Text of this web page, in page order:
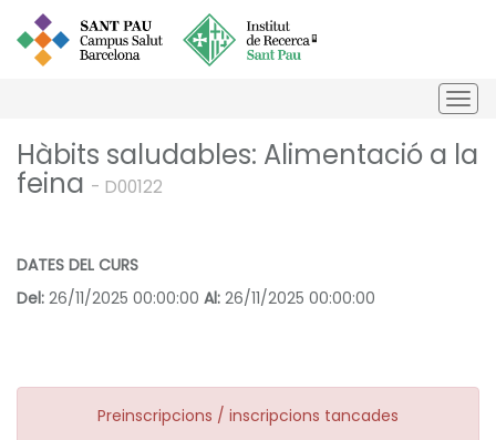
Hàbits saludables: Alimentació a la
feina - D00122
DATES DEL CURS
Del: 26/11/2025 00:00:00 Al: 26/11/2025 00:00:00
Preinscripcions / inscripcions tancades